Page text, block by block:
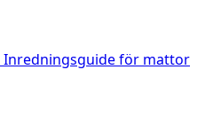
Inredningsguide för mattor